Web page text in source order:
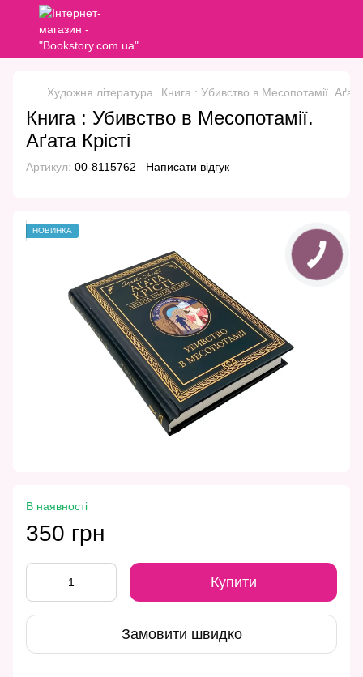
Художня література Книга : Убивство в Месопотамії. Аґата
Книга : Убивство в Месопотамії.
Аґата Крісті
Артикул: 00-8115762 Написати відгук
НОВИНКА
В наявності
350 грн
Купити
Замовити швидко